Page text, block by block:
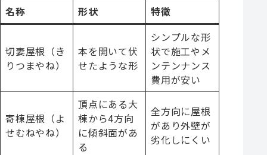
名称
形状 特徴
切妻屋根（き
りつまやね）
本を開いて伏
せたような形
シンプルな形
状で施工やメ
ンテンナンス
費用が安い
寄棟屋根（よ
せむねやね）
頂点にある大
棟から4方向
に傾斜面があ
る
全方向に屋根
があり外壁が
劣化しにくい